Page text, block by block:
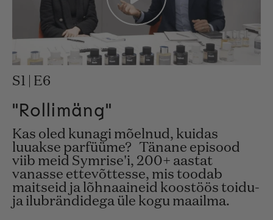
S1 | E6
"Rollimäng"
Kas oled kunagi mõelnud, kuidas
luuakse parfüüme? Tänane episood
viib meid Symrise'i, 200+ aastat
vanasse ettevõttesse, mis toodab
maitseid ja lõhnaaineid koostöös toidu-
ja ilubrändidega üle kogu maailma.